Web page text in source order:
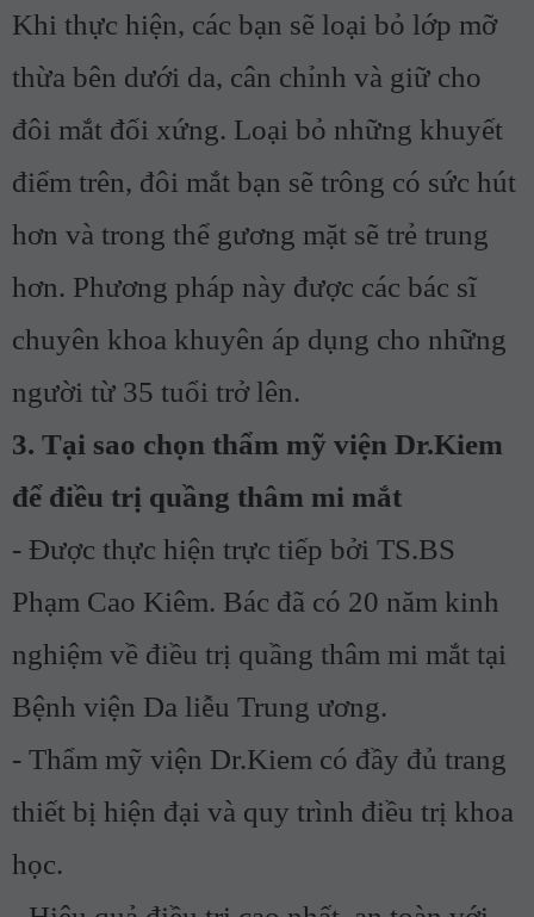
Khi thực hiện, các bạn sẽ loại bỏ lớp mỡ
thừa bên dưới da, cân chỉnh và giữ cho
đôi mắt đối xứng. Loại bỏ những khuyết
điểm trên, đôi mắt bạn sẽ trông có sức hút
hơn và trong thể gương mặt sẽ trẻ trung
hơn. Phương pháp này được các bác sĩ
chuyên khoa khuyên áp dụng cho những
người từ 35 tuổi trở lên.
3. Tại sao chọn thẩm mỹ viện Dr.Kiem
để điều trị quầng thâm mi mắt
- Được thực hiện trực tiếp bởi TS.BS
Phạm Cao Kiêm. Bác đã có 20 năm kinh
nghiệm về điều trị quầng thâm mi mắt tại
Bệnh viện Da liễu Trung ương.
- Thẩm mỹ viện Dr.Kiem có đầy đủ trang
thiết bị hiện đại và quy trình điều trị khoa
học.